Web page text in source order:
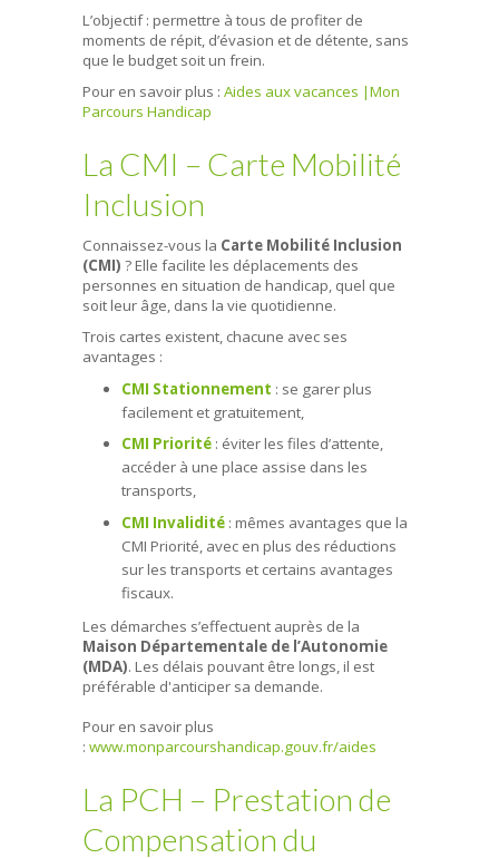
L’objectif : permettre à tous de profiter de
moments de répit, d’évasion et de détente, sans
que le budget soit un frein.
Pour en savoir plus : Aides aux vacances |Mon
Parcours Handicap
La CMI – Carte Mobilité
Inclusion
Connaissez-vous la Carte Mobilité Inclusion
(CMI) ? Elle facilite les déplacements des
personnes en situation de handicap, quel que
soit leur âge, dans la vie quotidienne.
Trois cartes existent, chacune avec ses
avantages :
CMI Stationnement : se garer plus
facilement et gratuitement,
CMI Priorité : éviter les files d’attente,
accéder à une place assise dans les
transports,
CMI Invalidité : mêmes avantages que la
CMI Priorité, avec en plus des réductions
sur les transports et certains avantages
fiscaux.
Les démarches s’effectuent auprès de la
Maison Départementale de l’Autonomie
(MDA). Les délais pouvant être longs, il est
préférable d'anticiper sa demande.
Pour en savoir plus
: www.monparcourshandicap.gouv.fr/aides
La PCH – Prestation de
Compensation du